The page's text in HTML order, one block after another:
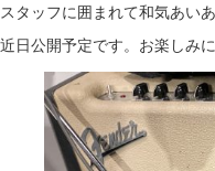
スタッフに囲まれて和気あい
近日公開予定です。お楽しみ